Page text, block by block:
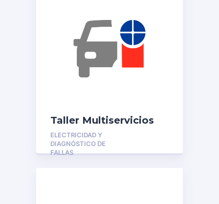
Taller Multiservicios
ELECTRICIDAD Y
DIAGNÓSTICO DE
FALLAS